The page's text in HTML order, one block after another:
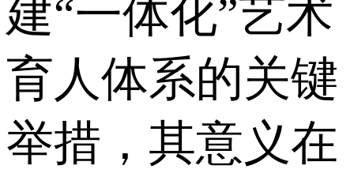
建“一体化”艺术
育人体系的关键
举措，其意义在